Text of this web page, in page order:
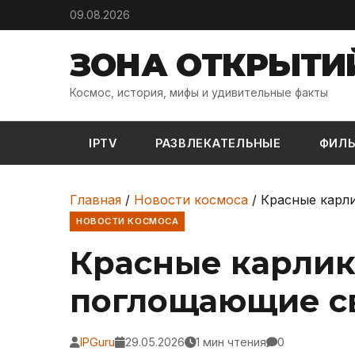
Skip to content09.08.2026
ЗОНА
Космос, история, мифы и удивительные факты
IPTV РАЗВЛЕКАТЕЛЬНЫЕ
Главная / Новости космоса / Красные
НОВОСТИ КОСМОСА
Красные
поглощающие
IPGuru 29.05.2026 1 мин чтения 0